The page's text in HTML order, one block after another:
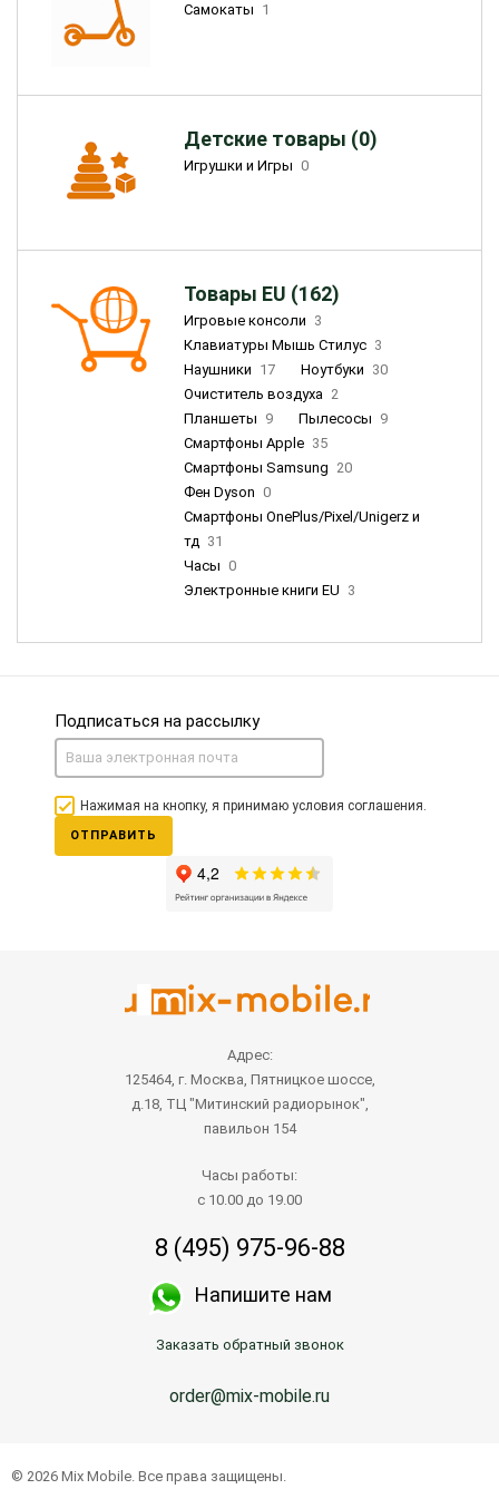
Самокаты 1
Детские товары (0)
Игрушки и Игры 0
Товары EU (162)
Игровые консоли 3
Клавиатуры Мышь Стилус 3
Наушники 17 Ноутбуки 30
Очиститель воздуха 2
Планшеты 9 Пылесосы 9
Смартфоны Apple 35
Смартфоны Samsung 20
Фен Dyson 0
Смартфоны OnePlus/Pixel/Unigerz и
тд 31
Часы 0
Электронные книги EU 3
Подписаться на рассылку
Нажимая на кнопку, я принимаю условия соглашения.
ОТПРАВИТЬ
Адрес:
125464, г. Москва, Пятницкое шоссе,
д.18, ТЦ "Митинский радиорынок",
павильон 154
Часы работы:
с 10.00 до 19.00
8 (495) 975-96-88
Напишите нам
Заказать обратный звонок
order@mix-mobile.ru
© 2026 Mix Mobile. Все права защищены.